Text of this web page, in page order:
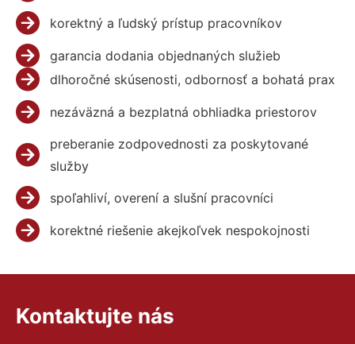
korektný a ľudský prístup pracovníkov
garancia dodania objednaných služieb
dlhoročné skúsenosti, odbornosť a bohatá prax
nezáväzná a bezplatná obhliadka priestorov
preberanie zodpovednosti za poskytované
služby
spoľahliví, overení a slušní pracovníci
korektné riešenie akejkoľvek nespokojnosti
Kontaktujte nás